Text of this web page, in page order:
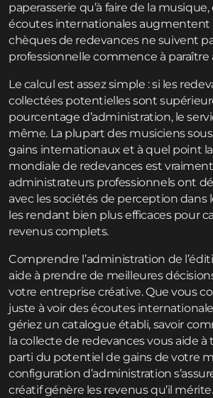
paperasserie qu’à faire de la
écoutes internationales augmentent
chèques de redevances ne suivent
professionnelle commence à paraître
Le calcul est assez simple : si les
collectées potentielles sont
pourcentage d’administration, le
même. La plupart des musiciens
gains internationaux et à quel point
mondiale de redevances est
administrateurs professionnels ont
avec les sociétés de perception dans
les rendant bien plus efficaces pour
revenus complets.
Comprendre l’administration de
aide à prendre de meilleures
votre entreprise créative. Que vous
juste à voir des écoutes
gériez un catalogue établi, savoir
la collecte de redevances vous aide
parti du potentiel de gains de votre
configuration d’administration
créatif génère les revenus qu’il mérite.